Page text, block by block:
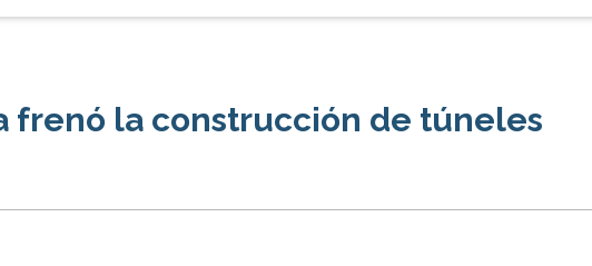
frenó la construcción de túneles